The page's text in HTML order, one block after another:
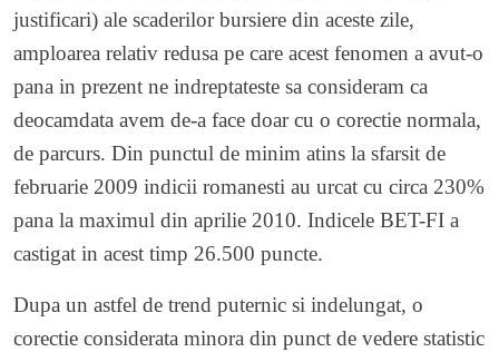
justificari) ale scaderilor bursiere din aceste zile,
amploarea relativ redusa pe care acest fenomen a avut-o
pana in prezent ne indreptateste sa consideram ca
deocamdata avem de-a face doar cu o corectie normala,
de parcurs. Din punctul de minim atins la sfarsit de
februarie 2009 indicii romanesti au urcat cu circa 230%
pana la maximul din aprilie 2010. Indicele BET-FI a
castigat in acest timp 26.500 puncte.
Dupa un astfel de trend puternic si indelungat, o
corectie considerata minora din punct de vedere statistic